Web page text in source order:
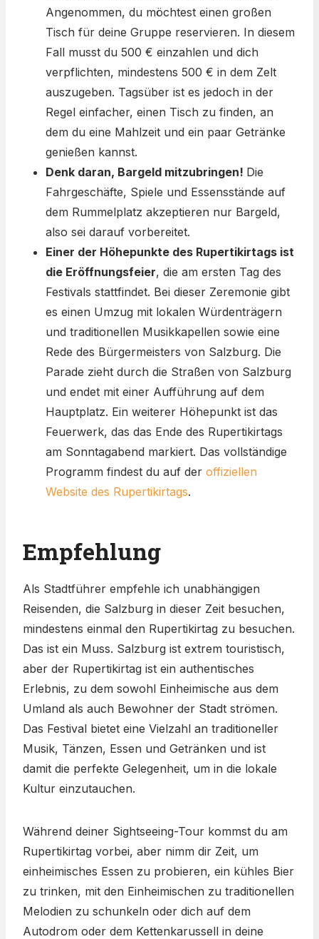
Angenommen, du möchtest einen großen
Tisch für deine Gruppe reservieren. In diesem
Fall musst du 500 € einzahlen und dich
verpflichten, mindestens 500 € in dem Zelt
auszugeben. Tagsüber ist es jedoch in der
Regel einfacher, einen Tisch zu finden, an
dem du eine Mahlzeit und ein paar Getränke
genießen kannst.
Denk daran, Bargeld mitzubringen! Die
Fahrgeschäfte, Spiele und Essensstände auf
dem Rummelplatz akzeptieren nur Bargeld,
also sei darauf vorbereitet.
Einer der Höhepunkte des Rupertikirtags ist
die Eröffnungsfeier, die am ersten Tag des
Festivals stattfindet. Bei dieser Zeremonie gibt
es einen Umzug mit lokalen Würdenträgern
und traditionellen Musikkapellen sowie eine
Rede des Bürgermeisters von Salzburg. Die
Parade zieht durch die Straßen von Salzburg
und endet mit einer Aufführung auf dem
Hauptplatz. Ein weiterer Höhepunkt ist das
Feuerwerk, das das Ende des Rupertikirtags
am Sonntagabend markiert. Das vollständige
Programm findest du auf der offiziellen
Website des Rupertikirtags.
Empfehlung
Als Stadtführer empfehle ich unabhängigen
Reisenden, die Salzburg in dieser Zeit besuchen,
mindestens einmal den Rupertikirtag zu besuchen.
Das ist ein Muss. Salzburg ist extrem touristisch,
aber der Rupertikirtag ist ein authentisches
Erlebnis, zu dem sowohl Einheimische aus dem
Umland als auch Bewohner der Stadt strömen.
Das Festival bietet eine Vielzahl an traditioneller
Musik, Tänzen, Essen und Getränken und ist
damit die perfekte Gelegenheit, um in die lokale
Kultur einzutauchen.
Während deiner Sightseeing-Tour kommst du am
Rupertikirtag vorbei, aber nimm dir Zeit, um
einheimisches Essen zu probieren, ein kühles Bier
zu trinken, mit den Einheimischen zu traditionellen
Melodien zu schunkeln oder dich auf dem
Autodrom oder dem Kettenkarussell in deine